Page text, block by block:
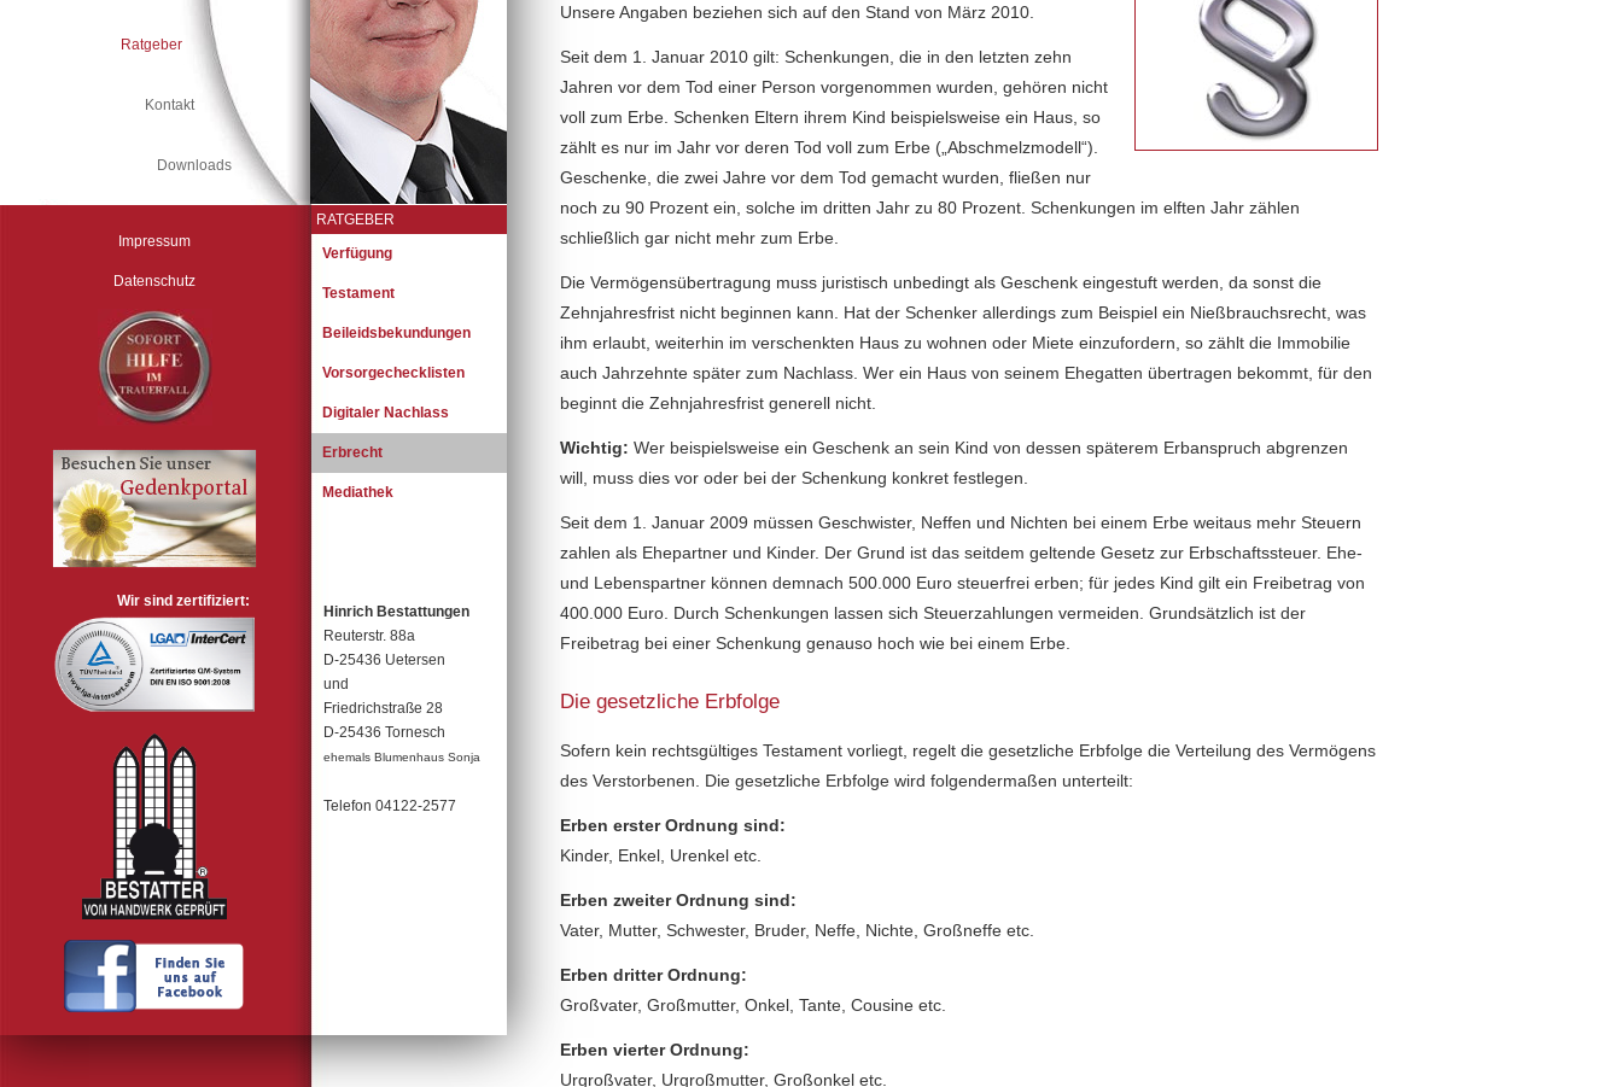
Ratgeber
Kontakt
Downloads
Impressum
Datenschutz
Wir sind zertifiziert:
RATGEBER
Navigation
überspringen
Verfügung
Testament
Beileidsbekundungen
Vorsorgechecklisten
Digitaler Nachlass
Erbrecht
Mediathek
Hinrich Bestattungen
Reuterstr. 88a
D-25436 Uetersen
und
Friedrichstraße 28
D-25436 Tornesch
ehemals Blumenhaus Sonja
Telefon 04122-2577
Unsere Angaben beziehen sich auf den Stand von März 2010.
Seit dem 1. Januar 2010 gilt: Schenkungen, die in den letzten zehn
Jahren vor dem Tod einer Person vorgenommen wurden, gehören nicht
voll zum Erbe. Schenken Eltern ihrem Kind beispielsweise ein Haus, so
zählt es nur im Jahr vor deren Tod voll zum Erbe („Abschmelzmodell“).
Geschenke, die zwei Jahre vor dem Tod gemacht wurden, fließen nur
noch zu 90 Prozent ein, solche im dritten Jahr zu 80 Prozent. Schenkungen im elften Jahr zählen
schließlich gar nicht mehr zum Erbe.
Die Vermögensübertragung muss juristisch unbedingt als Geschenk eingestuft werden, da sonst die
Zehnjahresfrist nicht beginnen kann. Hat der Schenker allerdings zum Beispiel ein Nießbrauchsrecht, was
ihm erlaubt, weiterhin im verschenkten Haus zu wohnen oder Miete einzufordern, so zählt die Immobilie
auch Jahrzehnte später zum Nachlass. Wer ein Haus von seinem Ehegatten übertragen bekommt, für den
beginnt die Zehnjahresfrist generell nicht.
Wichtig: Wer beispielsweise ein Geschenk an sein Kind von dessen späterem Erbanspruch abgrenzen
will, muss dies vor oder bei der Schenkung konkret festlegen.
Seit dem 1. Januar 2009 müssen Geschwister, Neffen und Nichten bei einem Erbe weitaus mehr Steuern
zahlen als Ehepartner und Kinder. Der Grund ist das seitdem geltende Gesetz zur Erbschaftssteuer. Ehe-
und Lebenspartner können demnach 500.000 Euro steuerfrei erben; für jedes Kind gilt ein Freibetrag von
400.000 Euro. Durch Schenkungen lassen sich Steuerzahlungen vermeiden. Grundsätzlich ist der
Freibetrag bei einer Schenkung genauso hoch wie bei einem Erbe.
Die gesetzliche Erbfolge
Sofern kein rechtsgültiges Testament vorliegt, regelt die gesetzliche Erbfolge die Verteilung des Vermögens
des Verstorbenen. Die gesetzliche Erbfolge wird folgendermaßen unterteilt:
Erben erster Ordnung sind:
Kinder, Enkel, Urenkel etc.
Erben zweiter Ordnung sind:
Vater, Mutter, Schwester, Bruder, Neffe, Nichte, Großneffe etc.
Erben dritter Ordnung:
Großvater, Großmutter, Onkel, Tante, Cousine etc.
Erben vierter Ordnung:
Urgroßvater, Urgroßmutter, Großonkel etc.